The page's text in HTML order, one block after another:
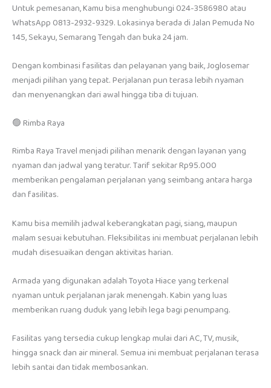
Untuk pemesanan, Kamu bisa menghubungi 024-3586980 atau
WhatsApp 0813-2932-9329. Lokasinya berada di Jalan Pemuda No
145, Sekayu, Semarang Tengah dan buka 24 jam.
Dengan kombinasi fasilitas dan pelayanan yang baik, Joglosemar
menjadi pilihan yang tepat. Perjalanan pun terasa lebih nyaman
dan menyenangkan dari awal hingga tiba di tujuan.
🟢 Rimba Raya
Rimba Raya Travel menjadi pilihan menarik dengan layanan yang
nyaman dan jadwal yang teratur. Tarif sekitar Rp95.000
memberikan pengalaman perjalanan yang seimbang antara harga
dan fasilitas.
Kamu bisa memilih jadwal keberangkatan pagi, siang, maupun
malam sesuai kebutuhan. Fleksibilitas ini membuat perjalanan lebih
mudah disesuaikan dengan aktivitas harian.
Armada yang digunakan adalah Toyota Hiace yang terkenal
nyaman untuk perjalanan jarak menengah. Kabin yang luas
memberikan ruang duduk yang lebih lega bagi penumpang.
Fasilitas yang tersedia cukup lengkap mulai dari AC, TV, musik,
hingga snack dan air mineral. Semua ini membuat perjalanan terasa
lebih santai dan tidak membosankan.